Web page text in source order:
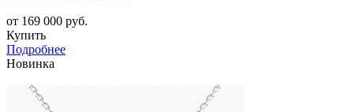
от 169 000 руб.
Купить
Подробнее
Новинка